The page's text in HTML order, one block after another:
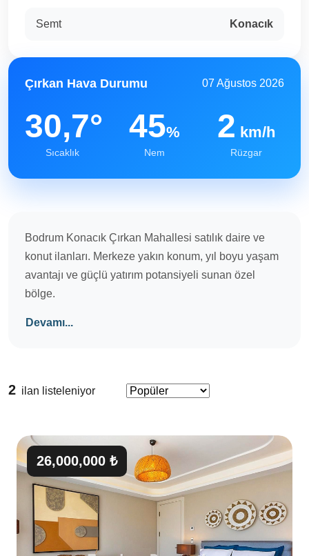
Semt Konacık
Çırkan Hava Durumu 07 Ağustos 2026
30,7°
Sıcaklık
45%
Nem
2 km/h
Rüzgar
Bodrum Konacık Çırkan Mahallesi satılık daire ve
konut ilanları. Merkeze yakın konum, yıl boyu yaşam
avantajı ve güçlü yatırım potansiyeli sunan özel
bölge.
Devamı...
2 ilan listeleniyor
26,000,000 ₺